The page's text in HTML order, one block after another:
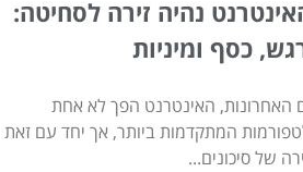
נהיה זירה לסחיטה:
כסף ומיניות
האחרונות, האינטרנט הפך לא אחת
המתקדמות ביותר, אך יחד עם זאת
של סיכונים...